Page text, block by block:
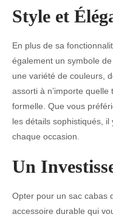
Style et
En plus de sa
également un symbole
une variété de couleurs,
assorti à n’importe quelle
formelle. Que vous
les détails sophistiqués,
chaque occasion.
Un
Opter pour un sac cabas
accessoire durable qui